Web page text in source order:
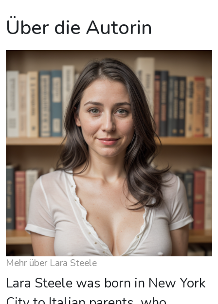
Über die Autorin
Mehr über Lara Steele
Lara Steele was born in New York